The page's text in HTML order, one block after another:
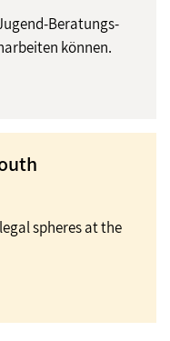
Beratungs-
können.
spheres at the